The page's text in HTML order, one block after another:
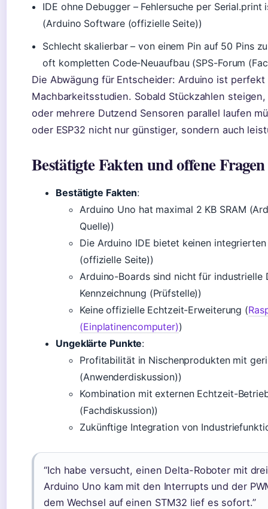
IDE ohne Debugger – Fehlersuche per
(Arduino Software (offizielle Seite))
Schlecht skalierbar – von einem Pin auf 50 Pins
oft kompletten Code-Neuaufbau (SPS-Forum
Die Abwägung für Entscheider: Arduino ist
Machbarkeitsstudien. Sobald Stückzahlen
oder mehrere Dutzend Sensoren parallel laufen
oder ESP32 nicht nur günstiger, sondern auch
Bestätigte Fakten und offene Fragen
Bestätigte Fakten:
Arduino Uno hat maximal 2 KB SRAM
Quelle))
Die Arduino IDE bietet keinen
(offizielle Seite))
Arduino-Boards sind nicht für industrielle
Kennzeichnung (Prüfstelle))
Keine offizielle Echtzeit-Erweiterung (
(Einplatinencomputer))
Ungeklärte Punkte:
Profitabilität in Nischenprodukten mit
(Anwenderdiskussion))
Kombination mit externen Echtzeit-
(Fachdiskussion))
Zukünftige Integration von
“Ich habe versucht, einen Delta-Roboter mit
Arduino Uno kam mit den Interrupts und der
dem Wechsel auf einen STM32 lief es sofort.”